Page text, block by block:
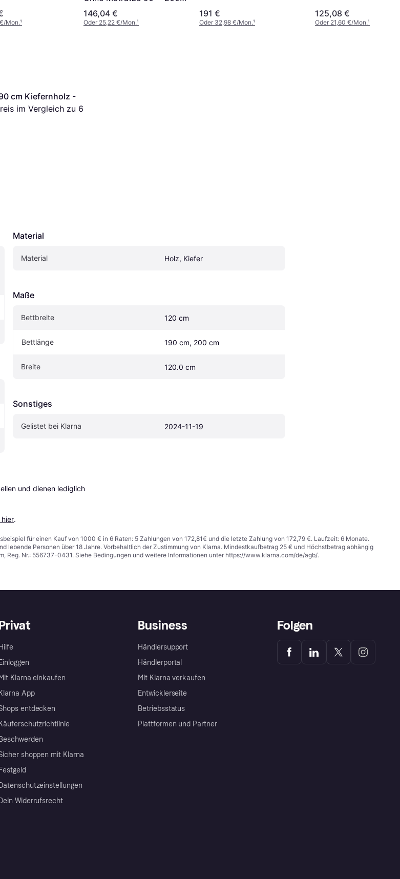
Mon.¹
cm Bettrahmen
146,04 €
Oder 25,22 €/Mon.¹
191 €
Oder 32,98 €/Mon.¹
125,08 €
Oder 21,60 €/Mon.¹
cm Kiefernholz -
im Vergleich zu 6
Material
Material Holz, Kiefer
Maße
Bettbreite 120 cm
Bettlänge 190 cm, 200 cm
Breite 120.0 cm
Sonstiges
Gelistet bei Klarna 2024-11-19
und dienen lediglich
hier.
für einen Kauf von 1000 € in 6 Raten: 5 Zahlungen von 172,81€ und die letzte Zahlung von 172,79 €. Laufzeit: 6 Monate.
lebende Personen über 18 Jahre. Vorbehaltlich der Zustimmung von Klarna. Mindestkaufbetrag 25 € und Höchstbetrag abhängig
Reg. Nr.: 556737-0431. Siehe Bedingungen und weitere Informationen unter https://www.klarna.com/de/agb/.
Hilfe
Einloggen
Mit Klarna einkaufen
Klarna App
entdecken
Käuferschutzrichtlinie
Beschwerden
shoppen mit Klarna
Festgeld
Datenschutzeinstellungen
Dein Widerrufsrecht
Business
Händlersupport
Händlerportal
Mit Klarna verkaufen
Entwicklerseite
Betriebsstatus
Plattformen und Partner
Folgen